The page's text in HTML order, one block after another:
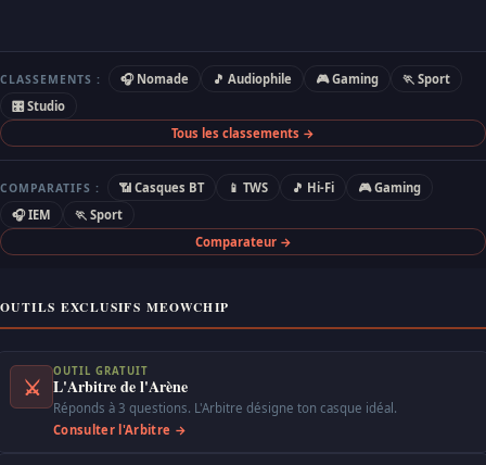
CLASSEMENTS : 🎧 Nomade 🎵 Audiophile 🎮 Gaming
🏃 Sport
🎛 Studio
Tous les classements →
COMPARATIFS : 📶 Casques BT 📱 TWS 🎵 Hi-Fi
🎮 Gaming
🎧 IEM
🏃 Sport
Comparateur →
OUTILS EXCLUSIFS MEOWCHIP
⚔
OUTIL GRATUIT
L'Arbitre de l'Arène
Réponds à 3 questions. L'Arbitre désigne ton casque idéal.
Consulter l'Arbitre →